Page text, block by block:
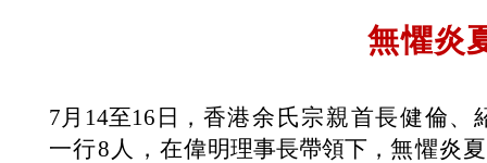
無懼炎
7月14至16日， 香港余氏宗親首長健倫、
一行8人，在偉明理事長帶領下，無懼炎